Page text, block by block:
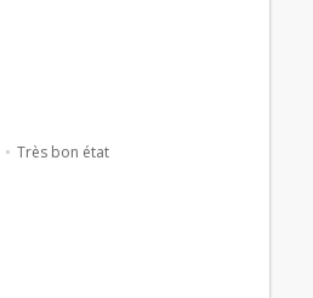
Très bon état